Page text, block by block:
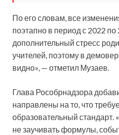
По его словам, все
поэтапно в период с 2022
дополнительный стресс
учителей, поэтому в
видно», — отметил Музаев.
Глава Рособрнадзора
направлены на то, что
образовательный стандарт.
не заучивать формулы,